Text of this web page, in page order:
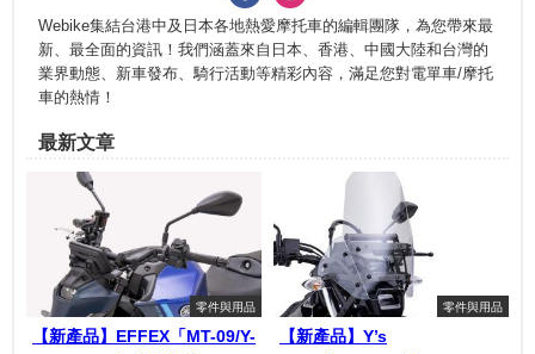
Webike集結台港中及日本各地熱愛摩托車的編輯團隊，為您帶來最
新、最全面的資訊！我們涵蓋來自日本、香港、中國大陸和台灣的
業界動態、新車發布、騎行活動等精彩內容，滿足您對電單車/摩托
車的熱情！
最新文章
零件與用品
【新產品】EFFEX「MT-09/Y-
零件與用品
【新產品】Y’s